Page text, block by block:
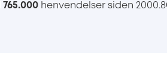
765.000 henvendelser siden 2000.